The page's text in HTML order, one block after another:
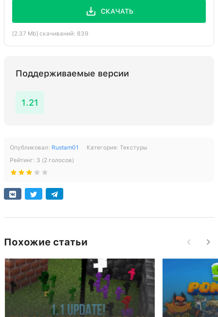
СКАЧАТЬ
[2.37 Mb] скачиваний: 839
Поддерживаемые версии
1.21
Опубликовал: Rustam01 Категория: Текстуры
Рейтинг: 3 (2 голосов)
Похожие статьи